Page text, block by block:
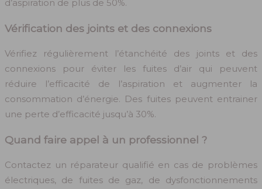
d’aspiration de plus de 50%.
Vérification des joints et des connexions
Vérifiez régulièrement l’étanchéité des joints et des
connexions pour éviter les fuites d’air qui peuvent
réduire l’efficacité de l’aspiration et augmenter la
consommation d’énergie. Des fuites peuvent entrainer
une perte d’efficacité jusqu’à 30%.
Quand faire appel à un professionnel ?
Contactez un réparateur qualifié en cas de problèmes
électriques, de fuites de gaz, de dysfonctionnements